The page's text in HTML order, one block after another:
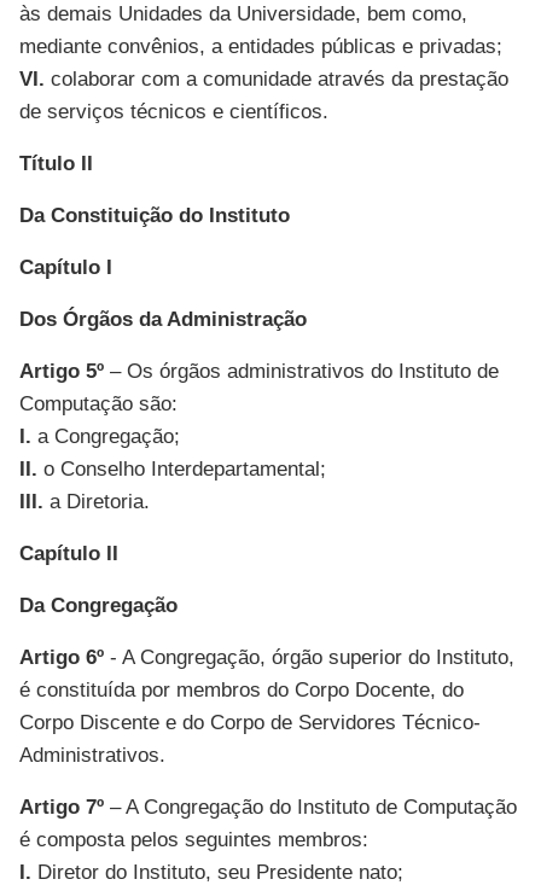
às demais Unidades da Universidade, bem como,
mediante convênios, a entidades públicas e privadas;
VI. colaborar com a comunidade através da prestação
de serviços técnicos e científicos.
Título II
Da Constituição do Instituto
Capítulo I
Dos Órgãos da Administração
Artigo 5º – Os órgãos administrativos do Instituto de
Computação são:
I. a Congregação;
II. o Conselho Interdepartamental;
III. a Diretoria.
Capítulo II
Da Congregação
Artigo 6º - A Congregação, órgão superior do Instituto,
é constituída por membros do Corpo Docente, do
Corpo Discente e do Corpo de Servidores Técnico-
Administrativos.
Artigo 7º – A Congregação do Instituto de Computação
é composta pelos seguintes membros:
I. Diretor do Instituto, seu Presidente nato;